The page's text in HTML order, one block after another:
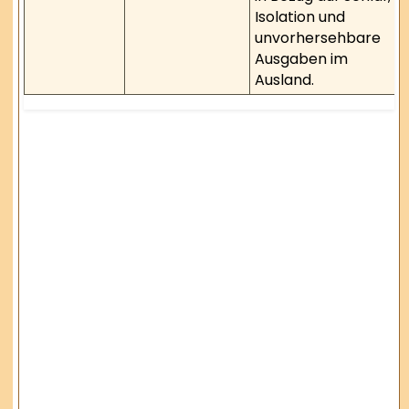
Isolation und
unvorhersehbare
Ausgaben im
Ausland.